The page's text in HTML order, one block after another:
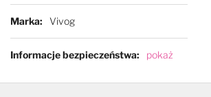
Marka Vivog
Informacje bezpieczeństwa pokaż